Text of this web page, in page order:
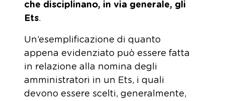
che disciplinano, in via generale, gli
Ets.
Un’esemplificazione di quanto
appena evidenziato può essere fatta
in relazione alla nomina degli
amministratori in un Ets, i quali
devono essere scelti, generalmente,